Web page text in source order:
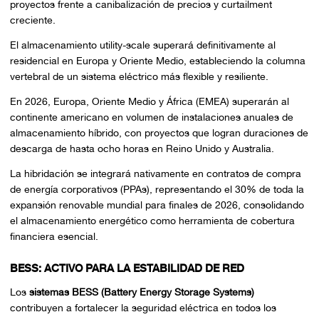
proyectos frente a canibalización de precios y curtailment
creciente.
El almacenamiento utility-scale superará definitivamente al
residencial en Europa y Oriente Medio, estableciendo la columna
vertebral de un sistema eléctrico más flexible y resiliente.
En 2026, Europa, Oriente Medio y África (EMEA) superarán al
continente americano en volumen de instalaciones anuales de
almacenamiento híbrido, con proyectos que logran duraciones de
descarga de hasta ocho horas en Reino Unido y Australia.
La hibridación se integrará nativamente en contratos de compra
de energía corporativos (PPAs), representando el 30% de toda la
expansión renovable mundial para finales de 2026, consolidando
el almacenamiento energético como herramienta de cobertura
financiera esencial.
BESS: ACTIVO PARA LA ESTABILIDAD DE RED
Los sistemas BESS (Battery Energy Storage Systems)
contribuyen a fortalecer la seguridad eléctrica en todos los